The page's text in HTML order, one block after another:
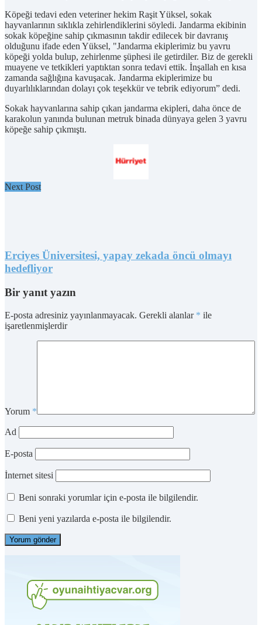
Köpeği tedavi eden veteriner hekim Raşit Yüksel, sokak
hayvanlarının sıklıkla zehirlendiklerini söyledi. Jandarma ekibinin
sokak köpeğine sahip çıkmasının takdir edilecek bir davranış
olduğunu ifade eden Yüksel, "Jandarma ekiplerimiz bu yavru
köpeği yolda bulup, zehirlenme şüphesi ile getirdiler. Biz de gerekli
muayene ve tetkikleri yaptıktan sonra tedavi ettik. İnşallah en kısa
zamanda sağlığına kavuşacak. Jandarma ekiplerimize bu
duyarlılıklarından dolayı çok teşekkür ve tebrik ediyorum” dedi.
Sokak hayvanlarına sahip çıkan jandarma ekipleri, daha önce de
karakolun yanında bulunan metruk binada dünyaya gelen 3 yavru
köpeğe sahip çıkmıştı.
Next Post
Erciyes Üniversitesi, yapay zekada öncü olmayı
hedefliyor
Bir yanıt yazın
E-posta adresiniz yayınlanmayacak. Gerekli alanlar * ile
işaretlenmişlerdir
Yorum *
Ad
E-posta
İnternet sitesi
Beni sonraki yorumlar için e-posta ile bilgilendir.
Beni yeni yazılarda e-posta ile bilgilendir.